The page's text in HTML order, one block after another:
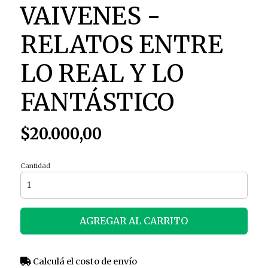
VAIVENES -
RELATOS ENTRE
LO REAL Y LO
FANTÁSTICO
$20.000,00
Cantidad
AGREGAR AL CARRITO
Calculá el costo de envío